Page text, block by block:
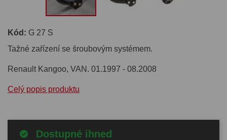
Kód: G 27 S
Tažné zařízení se šroubovým systémem.
Renault Kangoo, VAN. 01.1997 - 08.2008
Celý popis produktu
Dostupné ihned